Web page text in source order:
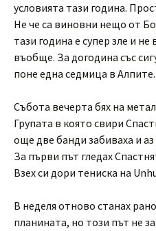
условията тази година.
Не че са виновни нещо от
тази година е супер зле и
въобще. За догодина със
поне една седмица в Алпите.
Събота вечерта бях на
Групата в която свири
още две банди забиваха и
За първи път гледах
Взех си дори тениска на
В неделя отново станах
планината, но този път не